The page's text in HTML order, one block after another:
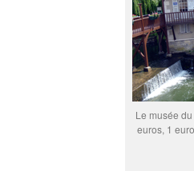
Le musée
euros, 1